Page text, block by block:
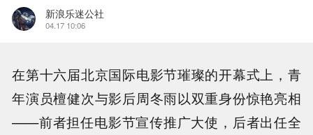
新浪乐迷公社
04.17 10:06
在第十六届北京国际电影节璀璨的开幕式上，青
年演员檀健次与影后周冬雨以双重身份惊艳亮相
——前者担任电影节宣传推广大使，后者出任全